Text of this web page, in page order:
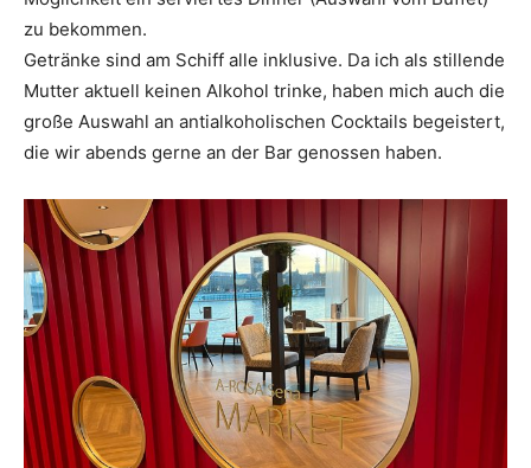
zu bekommen.
Getränke sind am Schiff alle inklusive. Da ich als stillende
Mutter aktuell keinen Alkohol trinke, haben mich auch die
große Auswahl an antialkoholischen Cocktails begeistert,
die wir abends gerne an der Bar genossen haben.